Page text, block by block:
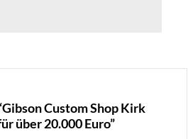
Custom Shop Kirk
über 20.000 Euro”